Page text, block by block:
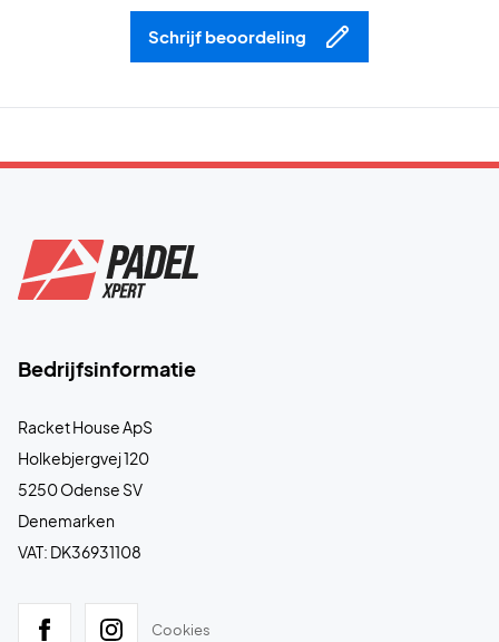
Deze schoen is geschikt voor harde ondergronden en kan
op alle baantypen worden gebruikt.
Schrijf beoordeling
Bedrijfsinformatie
Racket House ApS
Holkebjergvej 120
5250 Odense SV
Denemarken
VAT: DK36931108
Cookies